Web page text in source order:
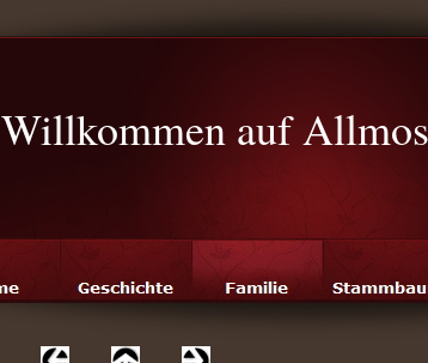
Willkommen auf